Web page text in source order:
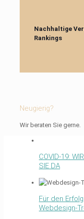
Nachhaltige
Rankings
Neugierig?
Wir beraten Sie gerne.
COVID-19:
SIE DA
Für den
Webdesign-